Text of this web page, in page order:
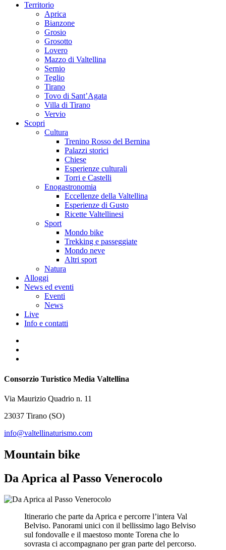
Territorio
Aprica
Bianzone
Grosio
Grosotto
Lovero
Mazzo di Valtellina
Sernio
Teglio
Tirano
Tovo di Sant’Agata
Villa di Tirano
Vervio
Scopri
Cultura
Trenino Rosso del Bernina
Palazzi storici
Chiese
Esperienze culturali
Torri e Castelli
Enogastronomia
Eccellenze della Valtellina
Esperienze di Gusto
Ricette Valtellinesi
Sport
Mondo bike
Trekking e passeggiate
Mondo neve
Altri sport
Natura
Alloggi
News ed eventi
Eventi
News
Live
Info e contatti
Consorzio Turistico Media Valtellina
Via Maurizio Quadrio n. 11
23037 Tirano (SO)
info@valtellinaturismo.com
Mountain bike
Da Aprica al Passo Venerocolo
Itinerario che parte da Aprica e percorre l’intera Val
Belviso. Panorami unici con il bellissimo lago Belviso
sul fondovalle e il maestoso monte Torena che lo
sovrasta ci accompagnano per gran parte del percorso.